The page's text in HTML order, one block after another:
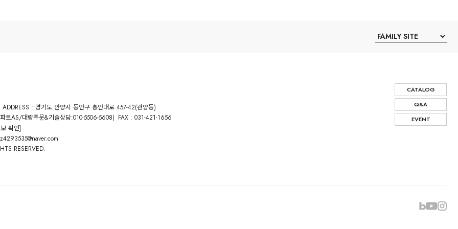
ADDRESS : 경기도 안양시 동안구 흥안대로 457-42(관양동)
트AS/대량주문&기술상담:010-5506-5608) FAX : 031-421-1656
확인]
RESERVED.
CATALOG
Q&A
EVENT